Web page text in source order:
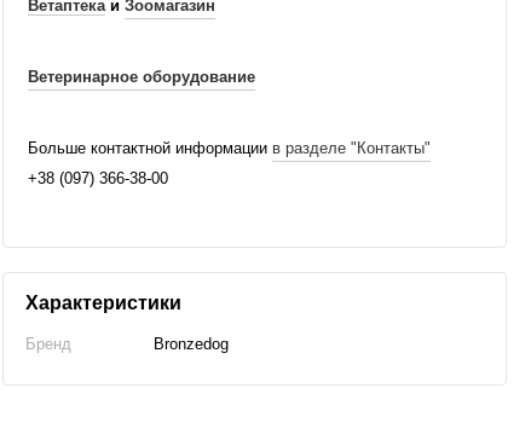
Ветаптекаи Зоомагазин
Ветеринарное оборудование
Больше контактной информации в разделе "Контакты"
+38 (097) 366-38-00
Характеристики
Бренд Bronzedog